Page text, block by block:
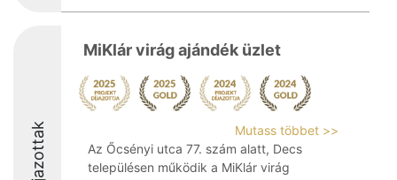
Díjazottak
MiKlár virág ajándék üzlet
Mutass többet >>
Az Őcsényi utca 77. szám alatt, Decs
településen működik a MiKlár virág